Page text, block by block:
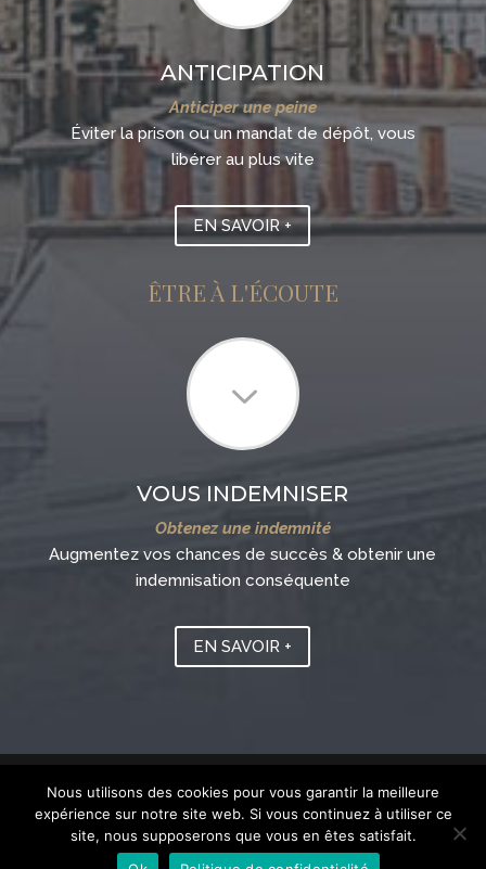
ANTICIPATION
Anticiper une peine
Éviter la prison ou un mandat de dépôt, vous
libérer au plus vite
EN SAVOIR +
ÊTRE À L'ÉCOUTE
3
VOUS INDEMNISER
Obtenez une indemnité
Augmentez vos chances de succès & obtenir une
indemnisation conséquente
EN SAVOIR +
@Maxime Gallier - 10 rue de Villevert 60300 SENLIS - 07
86 23 31 78 Conseil de l'Ordre des Avocats | Mentions
Nous utilisons des cookies pour vous garantir la meilleure
expérience sur notre site web. Si vous continuez à utiliser ce
site, nous supposerons que vous en êtes satisfait.